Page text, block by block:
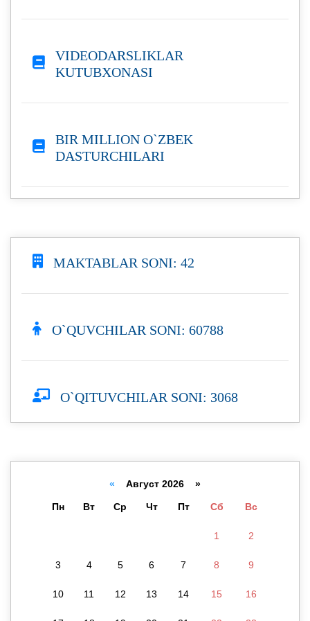
VIDEODARSLIKLAR
KUTUBXONASI
BIR MILLION O`ZBEK
DASTURCHILARI
MAKTABLAR SONI: 42
O`QUVCHILAR SONI: 60788
O`QITUVCHILAR SONI: 3068
« Август 2026 »
Пн Вт Ср Чт Пт Сб Вс
1 2
3 4 5 6 7 8 9
10 11 12 13 14 15 16